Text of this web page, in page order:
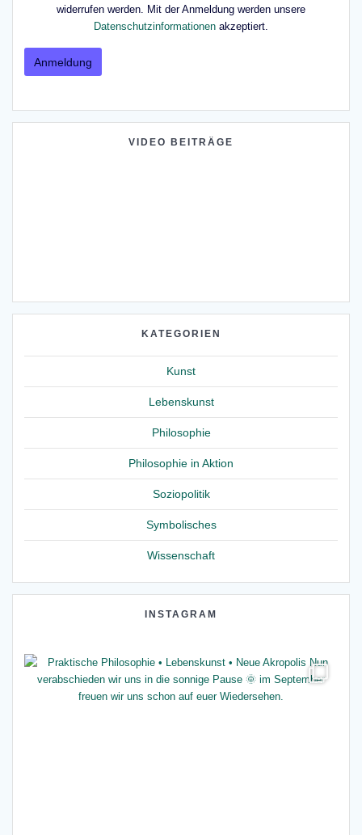
widerrufen werden. Mit der Anmeldung werden unsere
Datenschutzinformationen akzeptiert.
VIDEO BEITRÄGE
KATEGORIEN
Kunst
Lebenskunst
Philosophie
Philosophie in Aktion
Soziopolitik
Symbolisches
Wissenschaft
INSTAGRAM